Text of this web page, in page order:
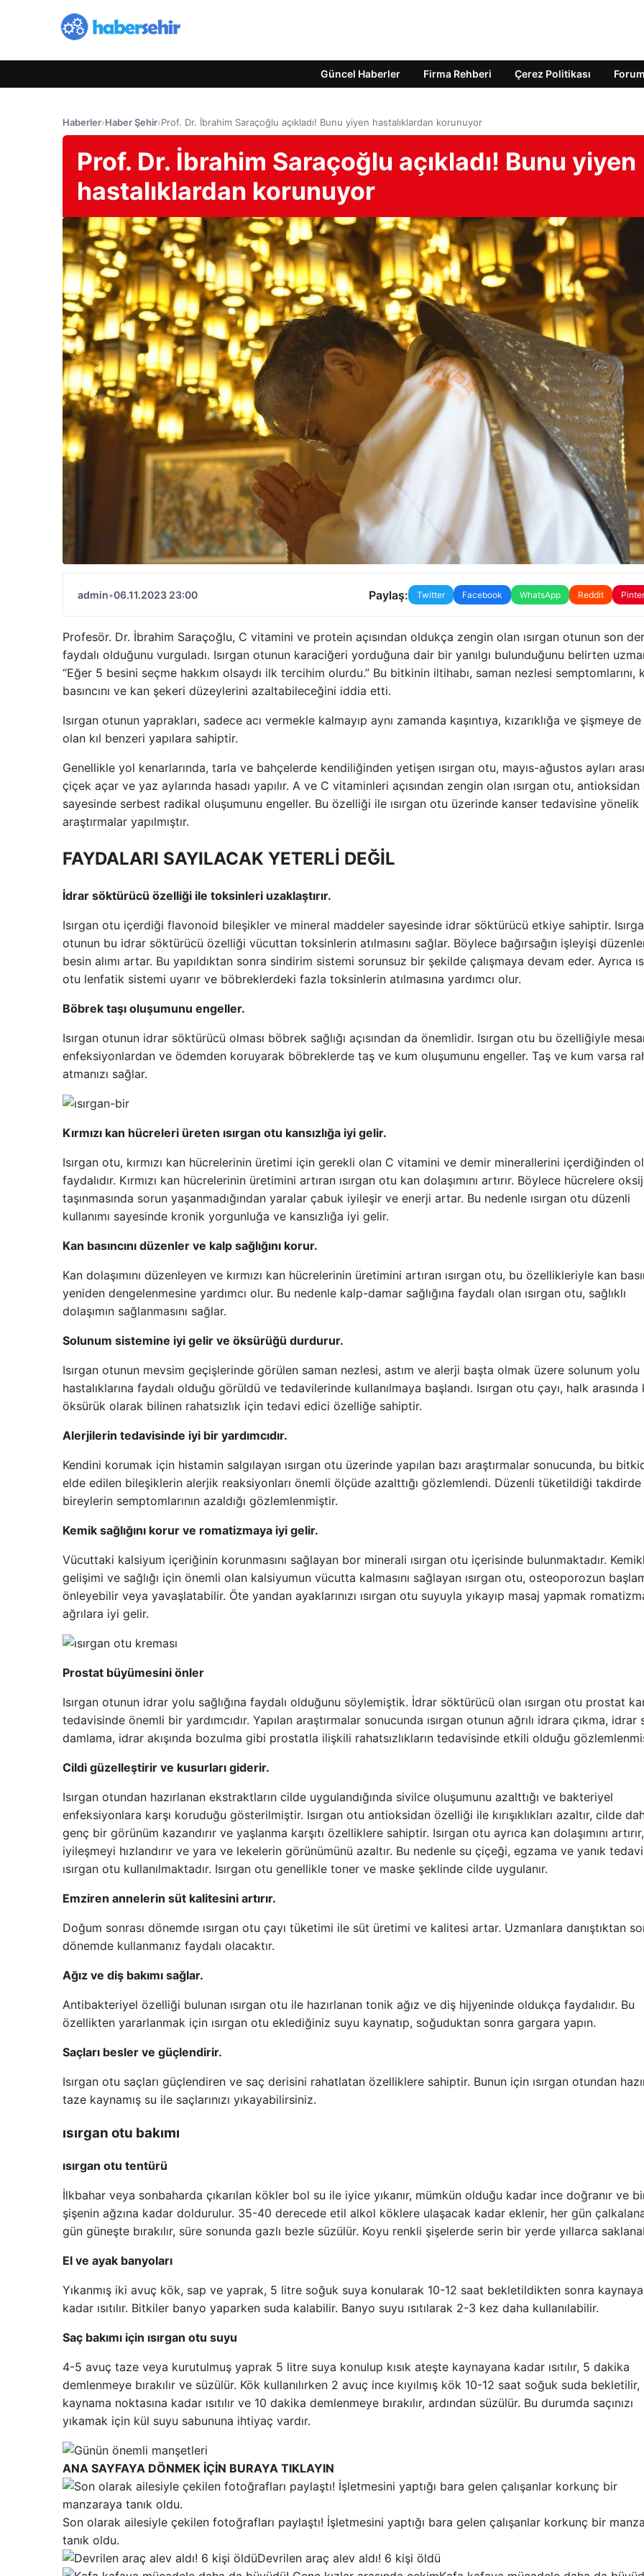
Güncel Haberler Firma Rehberi Çerez Politikası Forum
Haberler›Haber Şehir›Prof. Dr. İbrahim Saraçoğlu açıkladı! Bunu yiyen hastalıklardan korunuyor
Prof. Dr. İbrahim Saraçoğlu açıkladı! Bunu yiyen
hastalıklardan korunuyor
admin•06.11.2023 23:00 Paylaş: Twitter Facebook WhatsApp Reddit
Profesör. Dr. İbrahim Saraçoğlu, C vitamini ve protein açısından oldukça zengin olan ısırgan otunun son
faydalı olduğunu vurguladı. Isırgan otunun karaciğeri yorduğuna dair bir yanılgı bulunduğunu belirten
“Eğer 5 besini seçme hakkım olsaydı ilk tercihim olurdu.” Bu bitkinin iltihabı, saman nezlesi semptomlarını,
basıncını ve kan şekeri düzeylerini azaltabileceğini iddia etti.
Isırgan otunun yaprakları, sadece acı vermekle kalmayıp aynı zamanda kaşıntıya, kızarıklığa ve şişmeye
olan kıl benzeri yapılara sahiptir.
Genellikle yol kenarlarında, tarla ve bahçelerde kendiliğinden yetişen ısırgan otu, mayıs-ağustos ayları
çiçek açar ve yaz aylarında hasadı yapılır. A ve C vitaminleri açısından zengin olan ısırgan otu,
sayesinde serbest radikal oluşumunu engeller. Bu özelliği ile ısırgan otu üzerinde kanser tedavisine yönelik
araştırmalar yapılmıştır.
FAYDALARI SAYILACAK YETERLİ DEĞİL
İdrar söktürücü özelliği ile toksinleri uzaklaştırır.
Isırgan otu içerdiği flavonoid bileşikler ve mineral maddeler sayesinde idrar söktürücü etkiye sahiptir.
otunun bu idrar söktürücü özelliği vücuttan toksinlerin atılmasını sağlar. Böylece bağırsağın işleyişi
besin alımı artar. Bu yapıldıktan sonra sindirim sistemi sorunsuz bir şekilde çalışmaya devam eder. Ayrıca
otu lenfatik sistemi uyarır ve böbreklerdeki fazla toksinlerin atılmasına yardımcı olur.
Böbrek taşı oluşumunu engeller.
Isırgan otunun idrar söktürücü olması böbrek sağlığı açısından da önemlidir. Isırgan otu bu özelliğiyle
enfeksiyonlardan ve ödemden koruyarak böbreklerde taş ve kum oluşumunu engeller. Taş ve kum varsa
atmanızı sağlar.
Kırmızı kan hücreleri üreten ısırgan otu kansızlığa iyi gelir.
Isırgan otu, kırmızı kan hücrelerinin üretimi için gerekli olan C vitamini ve demir minerallerini içerdiğinden
faydalıdır. Kırmızı kan hücrelerinin üretimini artıran ısırgan otu kan dolaşımını artırır. Böylece hücrelere
taşınmasında sorun yaşanmadığından yaralar çabuk iyileşir ve enerji artar. Bu nedenle ısırgan otu düzenli
kullanımı sayesinde kronik yorgunluğa ve kansızlığa iyi gelir.
Kan basıncını düzenler ve kalp sağlığını korur.
Kan dolaşımını düzenleyen ve kırmızı kan hücrelerinin üretimini artıran ısırgan otu, bu özellikleriyle kan
yeniden dengelenmesine yardımcı olur. Bu nedenle kalp-damar sağlığına faydalı olan ısırgan otu, sağlıklı
dolaşımın sağlanmasını sağlar.
Solunum sistemine iyi gelir ve öksürüğü durdurur.
Isırgan otunun mevsim geçişlerinde görülen saman nezlesi, astım ve alerji başta olmak üzere solunum yolu
hastalıklarına faydalı olduğu görüldü ve tedavilerinde kullanılmaya başlandı. Isırgan otu çayı, halk arasında
öksürük olarak bilinen rahatsızlık için tedavi edici özelliğe sahiptir.
Alerjilerin tedavisinde iyi bir yardımcıdır.
Kendini korumak için histamin salgılayan ısırgan otu üzerinde yapılan bazı araştırmalar sonucunda, bu
elde edilen bileşiklerin alerjik reaksiyonları önemli ölçüde azalttığı gözlemlendi. Düzenli tüketildiği takdirde
bireylerin semptomlarının azaldığı gözlemlenmiştir.
Kemik sağlığını korur ve romatizmaya iyi gelir.
Vücuttaki kalsiyum içeriğinin korunmasını sağlayan bor minerali ısırgan otu içerisinde bulunmaktadır.
gelişimi ve sağlığı için önemli olan kalsiyumun vücutta kalmasını sağlayan ısırgan otu, osteoporozun
önleyebilir veya yavaşlatabilir. Öte yandan ayaklarınızı ısırgan otu suyuyla yıkayıp masaj yapmak
ağrılara iyi gelir.
Prostat büyümesini önler
Isırgan otunun idrar yolu sağlığına faydalı olduğunu söylemiştik. İdrar söktürücü olan ısırgan otu prostat
tedavisinde önemli bir yardımcıdır. Yapılan araştırmalar sonucunda ısırgan otunun ağrılı idrara çıkma, idrar
damlama, idrar akışında bozulma gibi prostatla ilişkili rahatsızlıkların tedavisinde etkili olduğu
Cildi güzelleştirir ve kusurları giderir.
Isırgan otundan hazırlanan ekstraktların cilde uygulandığında sivilce oluşumunu azalttığı ve bakteriyel
enfeksiyonlara karşı koruduğu gösterilmiştir. Isırgan otu antioksidan özelliği ile kırışıklıkları azaltır, cilde
genç bir görünüm kazandırır ve yaşlanma karşıtı özelliklere sahiptir. Isırgan otu ayrıca kan dolaşımını artırır,
iyileşmeyi hızlandırır ve yara ve lekelerin görünümünü azaltır. Bu nedenle su çiçeği, egzama ve yanık
ısırgan otu kullanılmaktadır. Isırgan otu genellikle toner ve maske şeklinde cilde uygulanır.
Emziren annelerin süt kalitesini artırır.
Doğum sonrası dönemde ısırgan otu çayı tüketimi ile süt üretimi ve kalitesi artar. Uzmanlara danıştıktan
dönemde kullanmanız faydalı olacaktır.
Ağız ve diş bakımı sağlar.
Antibakteriyel özelliği bulunan ısırgan otu ile hazırlanan tonik ağız ve diş hijyeninde oldukça faydalıdır. Bu
özellikten yararlanmak için ısırgan otu eklediğiniz suyu kaynatıp, soğuduktan sonra gargara yapın.
Saçları besler ve güçlendirir.
Isırgan otu saçları güçlendiren ve saç derisini rahatlatan özelliklere sahiptir. Bunun için ısırgan otundan
taze kaynamış su ile saçlarınızı yıkayabilirsiniz.
ısırgan otu bakımı
ısırgan otu tentürü
İlkbahar veya sonbaharda çıkarılan kökler bol su ile iyice yıkanır, mümkün olduğu kadar ince doğranır ve
şişenin ağzına kadar doldurulur. 35-40 derecede etil alkol köklere ulaşacak kadar eklenir, her gün
gün güneşte bırakılır, süre sonunda gazlı bezle süzülür. Koyu renkli şişelerde serin bir yerde yıllarca
El ve ayak banyoları
Yıkanmış iki avuç kök, sap ve yaprak, 5 litre soğuk suya konularak 10-12 saat bekletildikten sonra
kadar ısıtılır. Bitkiler banyo yaparken suda kalabilir. Banyo suyu ısıtılarak 2-3 kez daha kullanılabilir.
Saç bakımı için ısırgan otu suyu
4-5 avuç taze veya kurutulmuş yaprak 5 litre suya konulup kısık ateşte kaynayana kadar ısıtılır, 5 dakika
demlenmeye bırakılır ve süzülür. Kök kullanılırken 2 avuç ince kıyılmış kök 10-12 saat soğuk suda bekletilir,
kaynama noktasına kadar ısıtılır ve 10 dakika demlenmeye bırakılır, ardından süzülür. Bu durumda saçınızı
yıkamak için kül suyu sabununa ihtiyaç vardır.
ANA SAYFAYA DÖNMEK İÇİN BURAYA TIKLAYIN
Son olarak ailesiyle çekilen fotoğrafları paylaştı! İşletmesini yaptığı bara gelen çalışanlar korkunç bir
tanık oldu.
Devrilen araç alev aldı! 6 kişi öldü